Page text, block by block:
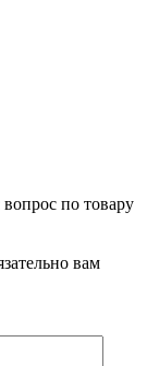
по товару
вам